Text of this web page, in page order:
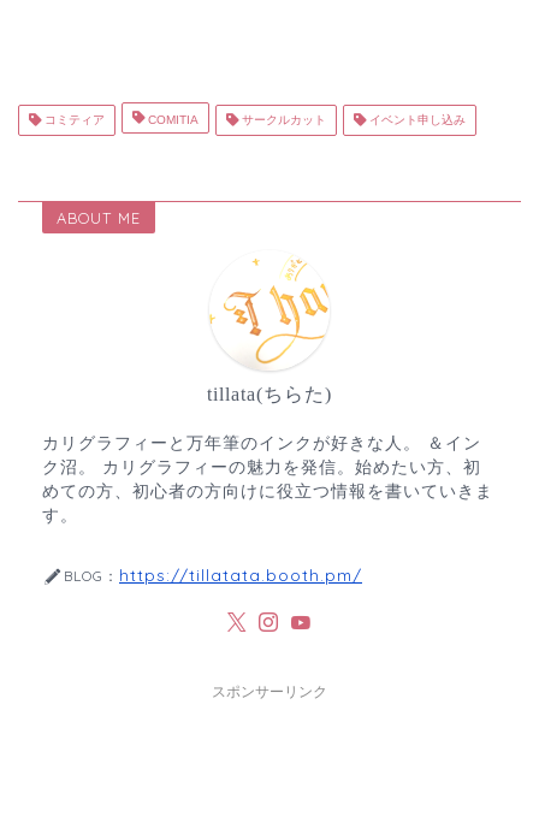
コミティア COMITIA サークルカット イベント申し込み
ABOUT ME
tillata(ちらた)
カリグラフィーと万年筆のインクが好きな人。 ＆イン
ク沼。 カリグラフィーの魅力を発信。始めたい方、初
めての方、初心者の方向けに役立つ情報を書いていきま
す。
BLOG： https://tillatata.booth.pm/
スポンサーリンク